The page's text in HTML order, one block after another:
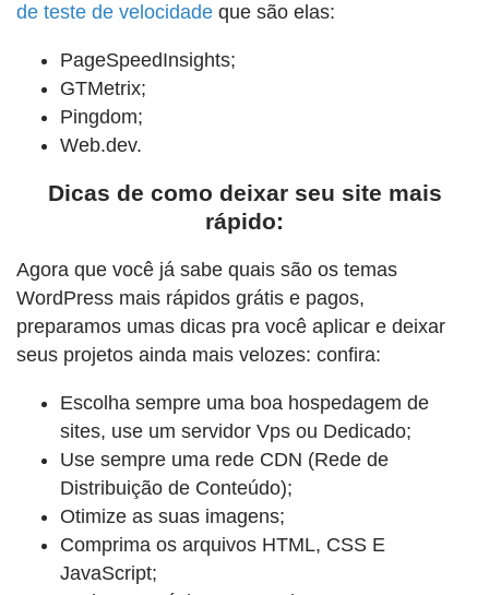
de teste de velocidade que são elas:
PageSpeedInsights;
GTMetrix;
Pingdom;
Web.dev.
Dicas de como deixar seu site mais
rápido:
Agora que você já sabe quais são os temas
WordPress mais rápidos grátis e pagos,
preparamos umas dicas pra você aplicar e deixar
seus projetos ainda mais velozes: confira:
Escolha sempre uma boa hospedagem de
sites, use um servidor Vps ou Dedicado;
Use sempre uma rede CDN (Rede de
Distribuição de Conteúdo);
Otimize as suas imagens;
Comprima os arquivos HTML, CSS E
JavaScript;